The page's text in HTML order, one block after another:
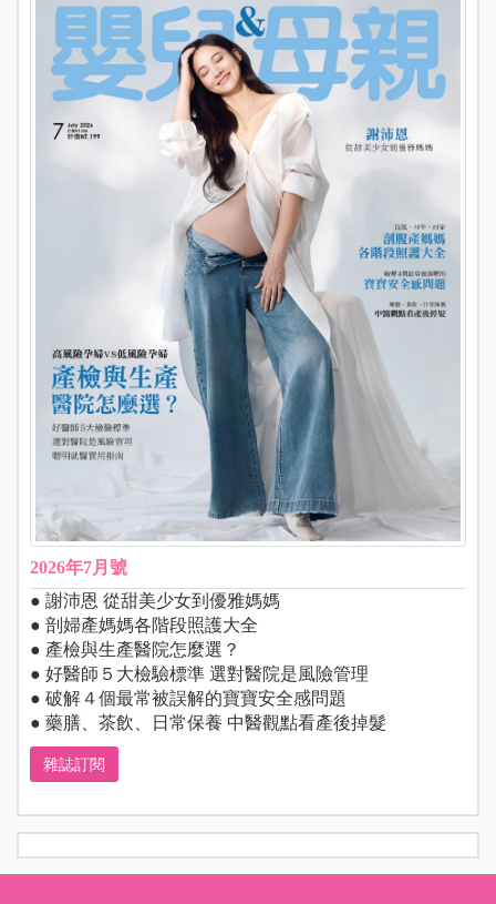
2026年7月號
● 謝沛恩 從甜美少女到優雅媽媽
● 剖婦產媽媽各階段照護大全
● 產檢與生產醫院怎麼選？
● 好醫師５大檢驗標準 選對醫院是風險管理
● 破解４個最常被誤解的寶寶安全感問題
● 藥膳、茶飲、日常保養 中醫觀點看產後掉髮
雜誌訂閱